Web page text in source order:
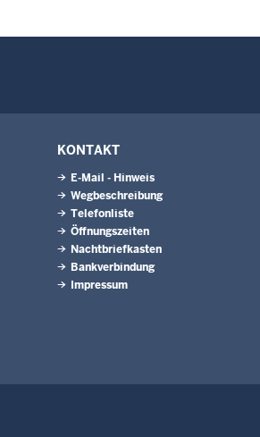
KONTAKT
E-Mail - Hinweis
Wegbeschreibung
Telefonliste
Öffnungszeiten
Nachtbriefkasten
Bankverbindung
Impressum